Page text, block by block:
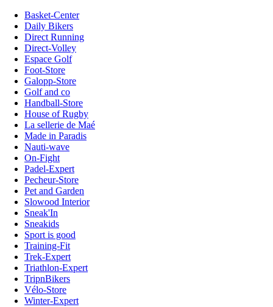
Basket-Center
Daily Bikers
Direct Running
Direct-Volley
Espace Golf
Foot-Store
Galopp-Store
Golf and co
Handball-Store
House of Rugby
La sellerie de Maé
Made in Paradis
Nauti-wave
On-Fight
Padel-Expert
Pecheur-Store
Pet and Garden
Slowood Interior
Sneak'In
Sneakids
Sport is good
Training-Fit
Trek-Expert
Triathlon-Expert
TripnBikers
Vélo-Store
Winter-Expert